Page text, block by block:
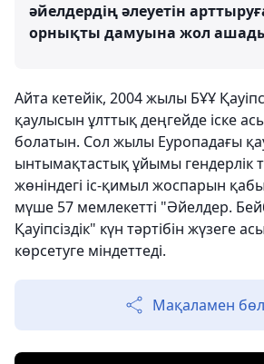
әйелдердің әлеуетін
орнықты дамуына жол
Айта кетейік, 2004 жылы БҰҰ
қаулысын ұлттық деңгейде іске
болатын. Сол жылы Еуропадағы
ынтымақтастық ұйымы гендерлік
жөніндегі іс-қимыл жоспарын
мүше 57 мемлекетті "Әйелдер.
Қауіпсіздік" күн тәртібін жүзеге
көрсетуге міндеттеді.
Мақаламен